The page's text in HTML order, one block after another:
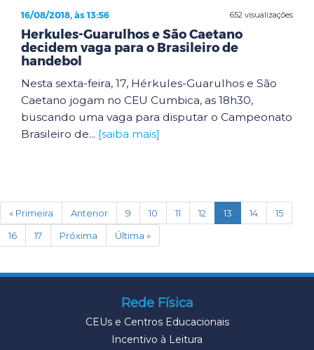
652 visualizações
16/08/2018, às 13:56
Herkules-Guarulhos e São Caetano
decidem vaga para o Brasileiro de
handebol
Nesta sexta-feira, 17, Hérkules-Guarulhos e São
Caetano jogam no CEU Cumbica, as 18h30,
buscando uma vaga para disputar o Campeonato
Brasileiro de... [saiba mais]
« Primeira Anterior 9 10 11 12 13 (current)
14
15
16
17 Próxima Última »
Rede Física
CEUs e Centros Educacionais
Incentivo à Leitura